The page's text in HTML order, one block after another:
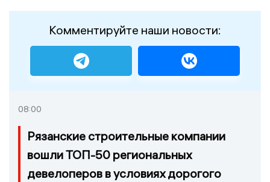
Комментируйте наши новости:
08:00
Рязанские строительные компании
вошли ТОП-50 региональных
девелоперов в условиях дорогого